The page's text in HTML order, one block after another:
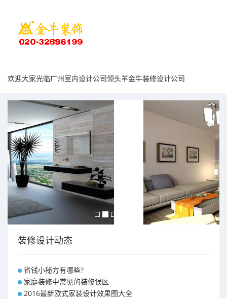
欢迎大家光临广州室内设计公司领头羊金牛装修设计公司
装修设计动态
省钱小秘方有哪些?
家庭装修中常见的装修误区
2016最新欧式家装设计效果图大全